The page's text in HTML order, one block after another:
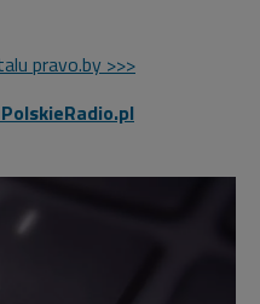
pravo.by >>>